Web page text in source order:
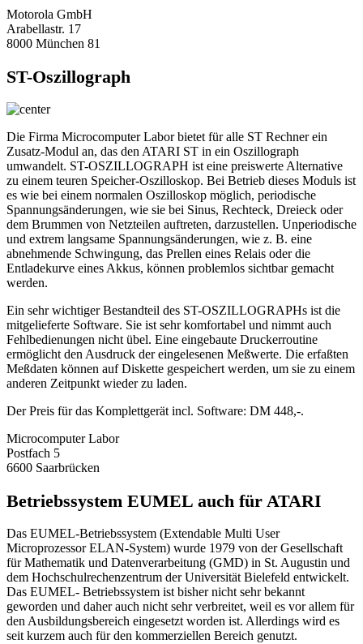
Motorola GmbH
Arabellastr. 17
8000 München 81
ST-Oszillograph
Die Firma Microcomputer Labor bietet für alle ST Rechner ein
Zusatz-Modul an, das den ATARI ST in ein Oszillograph
umwandelt. ST-OSZILLOGRAPH ist eine preiswerte Alternative
zu einem teuren Speicher-Oszilloskop. Bei Betrieb dieses Moduls ist
es wie bei einem normalen Oszilloskop möglich, periodische
Spannungsänderungen, wie sie bei Sinus, Rechteck, Dreieck oder
dem Brummen von Netzteilen auftreten, darzustellen. Unperiodische
und extrem langsame Spannungsänderungen, wie z. B. eine
abnehmende Schwingung, das Prellen eines Relais oder die
Entladekurve eines Akkus, können problemlos sichtbar gemacht
werden.
Ein sehr wichtiger Bestandteil des ST-OSZILLOGRAPHs ist die
mitgelieferte Software. Sie ist sehr komfortabel und nimmt auch
Fehlbedienungen nicht übel. Eine eingebaute Druckerroutine
ermöglicht den Ausdruck der eingelesenen Meßwerte. Die erfaßten
Meßdaten können auf Diskette gespeichert werden, um sie zu einem
anderen Zeitpunkt wieder zu laden.
Der Preis für das Komplettgerät incl. Software: DM 448,-.
Microcomputer Labor
Postfach 5
6600 Saarbrücken
Betriebssystem EUMEL auch für ATARI
Das EUMEL-Betriebssystem (Extendable Multi User
Microprozessor ELAN-System) wurde 1979 von der Gesellschaft
für Mathematik und Datenverarbeitung (GMD) in St. Augustin und
dem Hochschulrechenzentrum der Universität Bielefeld entwickelt.
Das EUMEL- Betriebssystem ist bisher nicht sehr bekannt
geworden und daher auch nicht sehr verbreitet, weil es vor allem für
den Ausbildungsbereich eingesetzt worden ist. Allerdings wird es
seit kurzem auch für den kommerziellen Bereich genutzt.